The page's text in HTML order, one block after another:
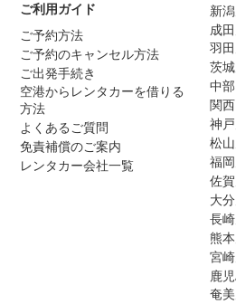
ご利用ガイド
ご予約方法
ご予約のキャンセル方法
ご出発手続き
空港からレンタカーを借りる
方法
よくあるご質問
免責補償のご案内
レンタカー会社一覧
新
成
羽
茨
中
関
神
松
福
佐
大
長
熊
宮
鹿
奄